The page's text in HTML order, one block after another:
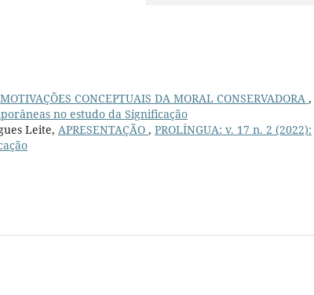
MOTIVAÇÕES CONCEPTUAIS DA MORAL CONSERVADORA ,
no estudo da Significação
Leite, APRESENTAÇÃO , PROLÍNGUA: v. 17 n. 2 (2022):